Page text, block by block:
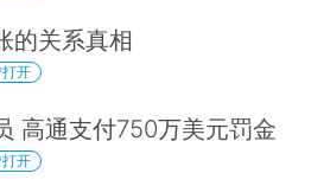
的关系真相
开
高通支付750万美元罚金
开